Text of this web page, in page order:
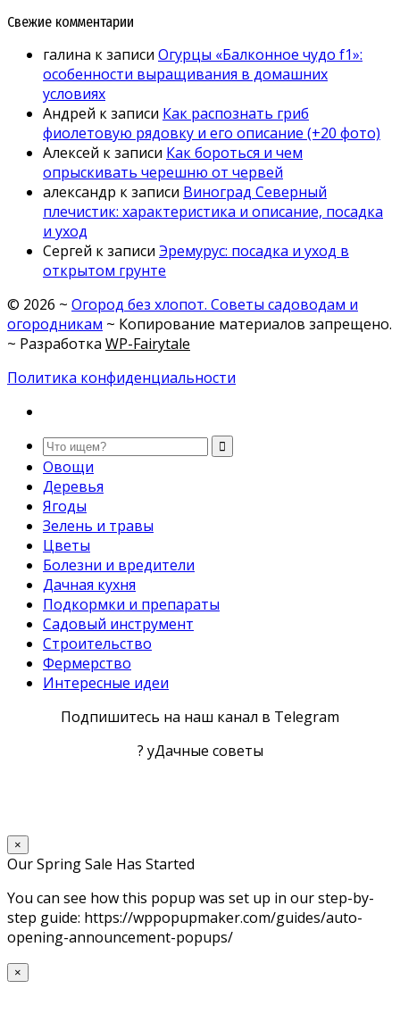
Свежие комментарии
галина к записи Огурцы «Балконное чудо f1»:
особенности выращивания в домашних
условиях
Андрей к записи Как распознать гриб
фиолетовую рядовку и его описание (+20 фото)
Алексей к записи Как бороться и чем
опрыскивать черешню от червей
александр к записи Виноград Северный
плечистик: характеристика и описание, посадка
и уход
Сергей к записи Эремурус: посадка и уход в
открытом грунте
© 2026 ~ Огород без хлопот. Советы садоводам и
огородникам ~ Копирование материалов запрещено.
~ Разработка WP-Fairytale
Политика конфиденциальности
Овощи
Деревья
Ягоды
Зелень и травы
Цветы
Болезни и вредители
Дачная кухня
Подкормки и препараты
Садовый инструмент
Строительство
Фермерство
Интересные идеи
Подпишитесь на наш канал в Telegram
? уДачные советы
×
Our Spring Sale Has Started
You can see how this popup was set up in our step-by-
step guide: https://wppopupmaker.com/guides/auto-
opening-announcement-popups/
×